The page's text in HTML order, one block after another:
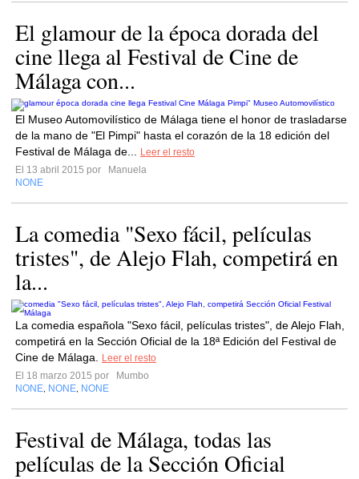
El glamour de la época dorada del
cine llega al Festival de Cine de
Málaga con...
El Museo Automovilístico de Málaga tiene el honor de trasladarse
de la mano de "El Pimpi" hasta el corazón de la 18 edición del
Festival de Málaga de...
Leer el resto
El 13 abril 2015 por
Manuela
NONE
La comedia "Sexo fácil, películas
tristes", de Alejo Flah, competirá en
la...
La comedia española "Sexo fácil, películas tristes", de Alejo Flah,
competirá en la Sección O​ficial de la 18ª E​dición del Festival de
Cine de Málaga.
Leer el resto
El 18 marzo 2015 por
Mumbo
NONE NONE NONE
Festival de Málaga, todas las
películas de la Sección Oficial